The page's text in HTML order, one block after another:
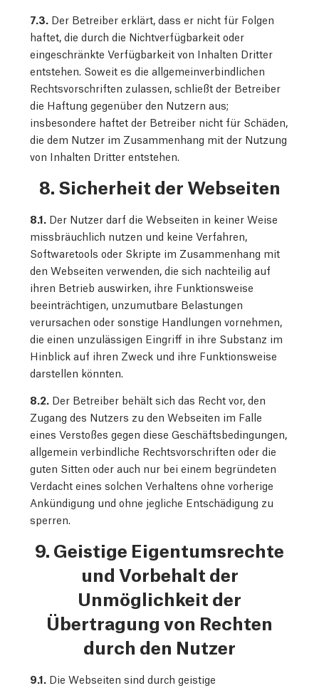
7.3. Der Betreiber erklärt, dass er nicht für Folgen
haftet, die durch die Nichtverfügbarkeit oder
eingeschränkte Verfügbarkeit von Inhalten Dritter
entstehen. Soweit es die allgemeinverbindlichen
Rechtsvorschriften zulassen, schließt der Betreiber
die Haftung gegenüber den Nutzern aus;
insbesondere haftet der Betreiber nicht für Schäden,
die dem Nutzer im Zusammenhang mit der Nutzung
von Inhalten Dritter entstehen.
8. Sicherheit der Webseiten
8.1. Der Nutzer darf die Webseiten in keiner Weise
missbräuchlich nutzen und keine Verfahren,
Softwaretools oder Skripte im Zusammenhang mit
den Webseiten verwenden, die sich nachteilig auf
ihren Betrieb auswirken, ihre Funktionsweise
beeinträchtigen, unzumutbare Belastungen
verursachen oder sonstige Handlungen vornehmen,
die einen unzulässigen Eingriff in ihre Substanz im
Hinblick auf ihren Zweck und ihre Funktionsweise
darstellen könnten.
8.2. Der Betreiber behält sich das Recht vor, den
Zugang des Nutzers zu den Webseiten im Falle
eines Verstoßes gegen diese Geschäftsbedingungen,
allgemein verbindliche Rechtsvorschriften oder die
guten Sitten oder auch nur bei einem begründeten
Verdacht eines solchen Verhaltens ohne vorherige
Ankündigung und ohne jegliche Entschädigung zu
sperren.
9. Geistige Eigentumsrechte
und Vorbehalt der
Unmöglichkeit der
Übertragung von Rechten
durch den Nutzer
9.1. Die Webseiten sind durch geistige